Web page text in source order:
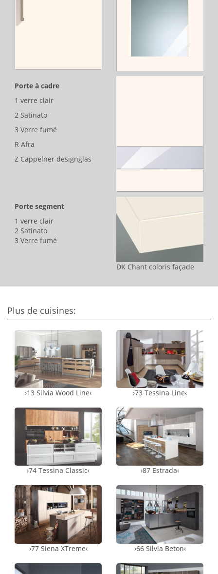
Porte à cadre
1 verre clair
2 Satinato
3 Verre fumé
R Afra
Z Cappelner designglas
Porte segment
1 verre clair
2 Satinato
3 Verre fumé
DK Chant coloris façade
Plus de cuisines:
›13 Silvia Wood Line‹ ›73 Tessina Line‹
›74 Tessina Classic‹ ›87 Estrada‹
›77 Siena XTreme‹ ›66 Silvia Beton‹